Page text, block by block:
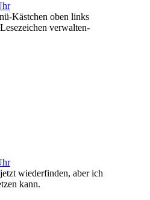
Kästchen oben links
verwalten-
wiederfinden, aber ich
kann.